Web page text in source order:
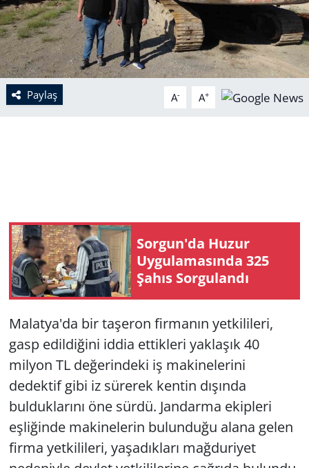
Paylaş A- A+
Sorgun'da Huzur
Uygulamasında 325
Şahıs Sorgulandı
Malatya'da bir taşeron firmanın yetkilileri,
gasp edildiğini iddia ettikleri yaklaşık 40
milyon TL değerindeki iş makinelerini
dedektif gibi iz sürerek kentin dışında
bulduklarını öne sürdü. Jandarma ekipleri
eşliğinde makinelerin bulunduğu alana gelen
firma yetkilileri, yaşadıkları mağduriyet